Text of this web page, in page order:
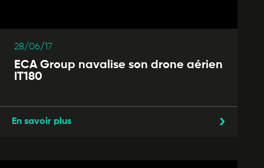
28/06/17
ECA Group navalise son drone aérien
IT180
En savoir plus